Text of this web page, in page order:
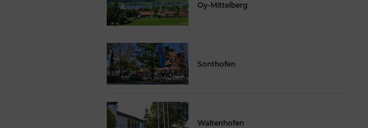
Oy-Mittelberg
Sonthofen
Waltenhofen